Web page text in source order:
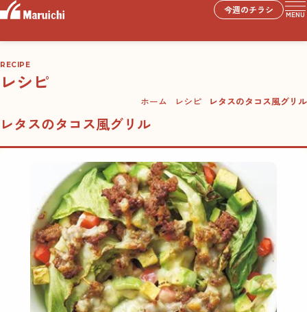
今週のチラシ MENU
RECIPE
レシピ
ホーム レシピ レタスのタコス風グリル
レタスのタコス風グリル